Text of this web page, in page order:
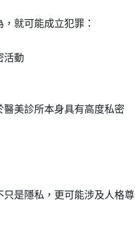
就可能成立犯罪：
活動
美診所本身具有高度私密
是隱私，更可能涉及人格尊